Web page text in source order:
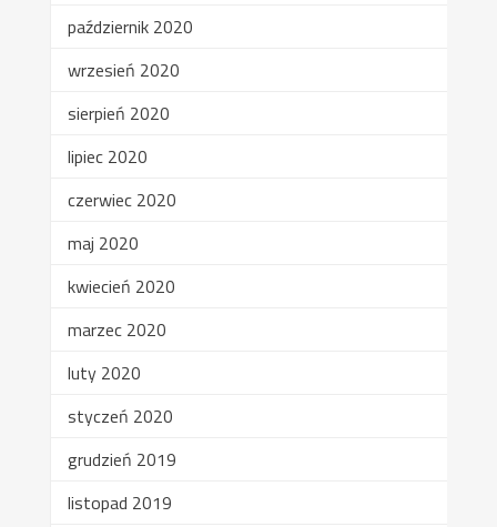
październik 2020
wrzesień 2020
sierpień 2020
lipiec 2020
czerwiec 2020
maj 2020
kwiecień 2020
marzec 2020
luty 2020
styczeń 2020
grudzień 2019
listopad 2019